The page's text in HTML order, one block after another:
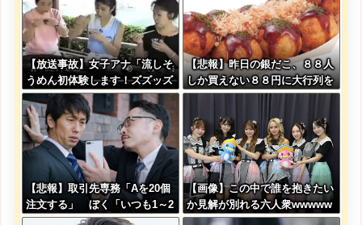
【放送事故】女子アナ「流しそ
うめん初体験します！ズズッズ
ッ…ズッ………ゲホォッ！」
【悲報】昨日の銀だこ、８８人
しか買えない８８円に大行列を
なす都民コチラ・・・
【悲報】取引先専務「Aを20個
注文する」 ぼく「いつも1～2
個しか使わないけど本当に20で
【画像】この中で誰を抱きたい
か見解が別れる六人衆wwwww
w